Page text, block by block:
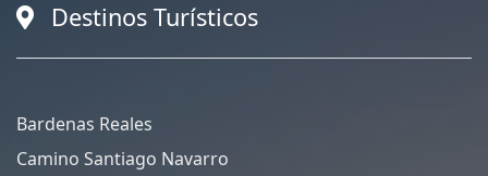
Destinos Turísticos
Bardenas Reales
Camino Santiago Navarro